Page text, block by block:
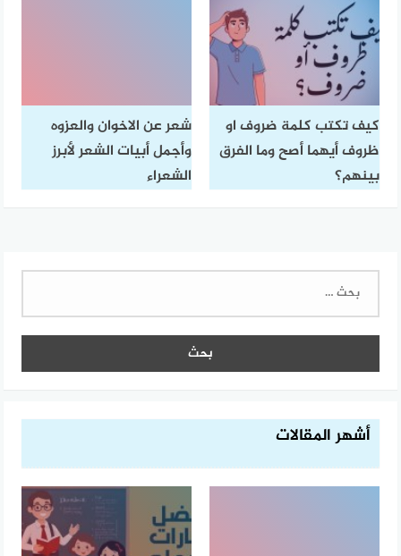
كيف تكتب كلمة ضروف او
ظروف أيهما أصح وما الفرق
بينهم؟
شعر عن الاخوان والعزوه
وأجمل أبيات الشعر لأبرز
الشعراء
البحث
أشهر المقالات